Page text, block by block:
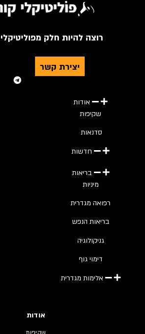
רוצה להיות חלק
יצירת קשר
אודות
שקיפות
סדנאות
חדשות
בריאות
מיניות
רפואה מגדרית
בריאות הנפש
גניקולוגיה
דימוי גוף
אלימות מגדרית
אודות
שקיפות